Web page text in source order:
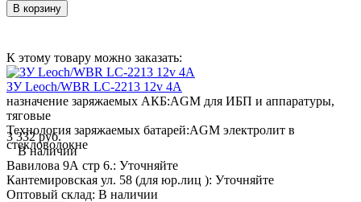
В корзину
К этому товару можно заказать:
ЗУ Leoch/WBR LC-2213 12v 4A
назначение заряжаемых АКБ:AGM для ИБП и аппаратуры,
тяговые
Технология заряжаемых батарей:AGM электролит в
стекловолокне
3 332 руб.
В наличии
Вавилова 9А стр 6.: Уточняйте
Кантемировская ул. 58 (для юр.лиц ): Уточняйте
Оптовый склад: В наличии